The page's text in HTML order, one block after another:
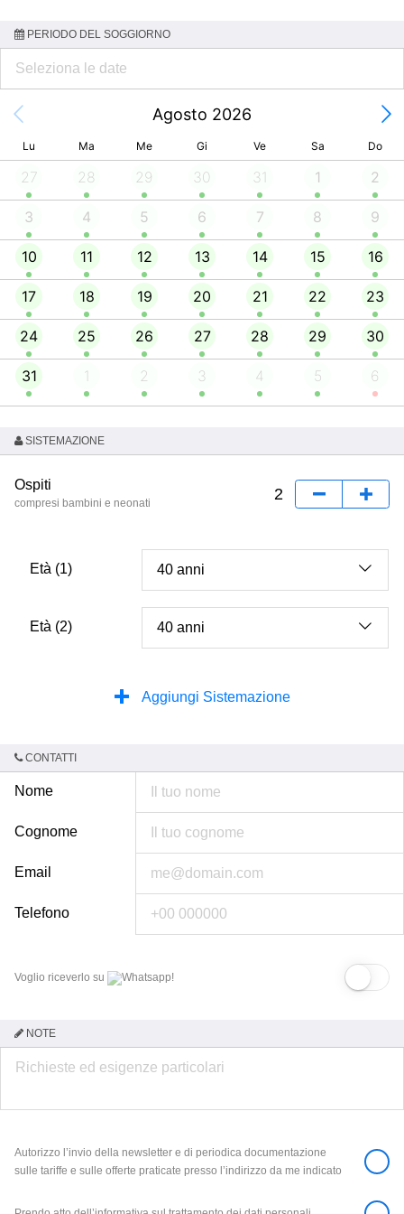
PERIODO DEL SOGGIORNO
Agosto 2026
Lu Ma Me Gi Ve Sa Do
27 28 29 30 31 1 2
3 4 5 6 7 8 9
10 11 12 13 14 15 16
17 18 19 20 21 22 23
24 25 26 27 28 29 30
31 1 2 3 4 5 6
SISTEMAZIONE
Ospiti
compresi bambini e neonati
Età (1)
Età (2)
Aggiungi Sistemazione
CONTATTI
Nome
Cognome
Email
Telefono
Voglio riceverlo su Whatsapp!
NOTE
Autorizzo l’invio della newsletter e di periodica documentazione
sulle tariffe e sulle offerte praticate presso l’indirizzo da me indicato